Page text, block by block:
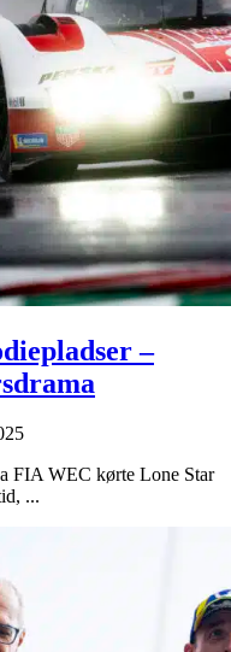
–
FIA WEC kørte Lone Star
...